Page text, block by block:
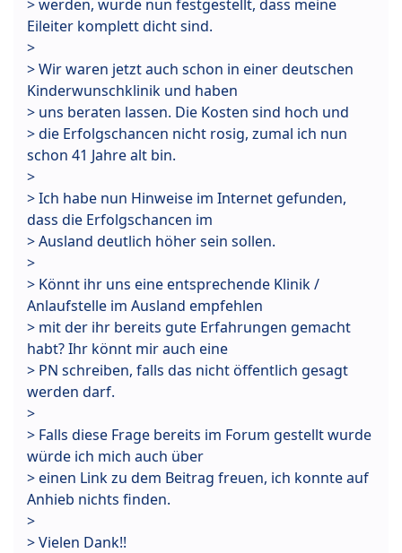
> werden, wurde nun festgestellt, dass meine
Eileiter komplett dicht sind.
>
> Wir waren jetzt auch schon in einer deutschen
Kinderwunschklinik und haben
> uns beraten lassen. Die Kosten sind hoch und
> die Erfolgschancen nicht rosig, zumal ich nun
schon 41 Jahre alt bin.
>
> Ich habe nun Hinweise im Internet gefunden,
dass die Erfolgschancen im
> Ausland deutlich höher sein sollen.
>
> Könnt ihr uns eine entsprechende Klinik /
Anlaufstelle im Ausland empfehlen
> mit der ihr bereits gute Erfahrungen gemacht
habt? Ihr könnt mir auch eine
> PN schreiben, falls das nicht öffentlich gesagt
werden darf.
>
> Falls diese Frage bereits im Forum gestellt wurde
würde ich mich auch über
> einen Link zu dem Beitrag freuen, ich konnte auf
Anhieb nichts finden.
>
> Vielen Dank!!